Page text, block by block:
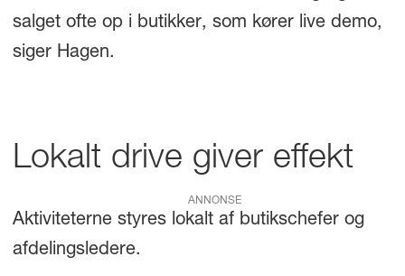
salget ofte op i butikker, som kører live demo,
siger Hagen.
Lokalt drive giver effekt
ANNONSE
Aktiviteterne styres lokalt af butikschefer og
afdelingsledere.